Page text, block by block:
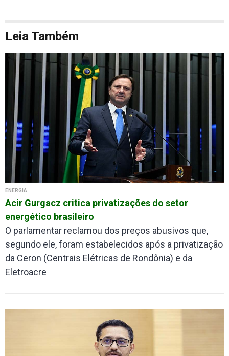
Leia Também
ENERGIA
Acir Gurgacz critica privatizações do setor
energético brasileiro
O parlamentar reclamou dos preços abusivos que,
segundo ele, foram estabelecidos após a privatização
da Ceron (Centrais Elétricas de Rondônia) e da
Eletroacre